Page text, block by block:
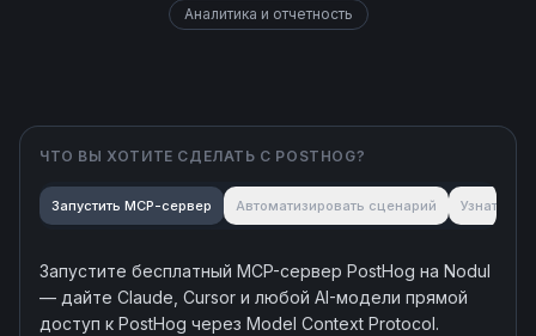
Аналитика и отчетность
ЧТО ВЫ ХОТИТЕ СДЕЛАТЬ С POSTHOG?
Запустить MCP-сервер Автоматизировать сценарий Узнать об
Запустите бесплатный MCP-сервер PostHog на Nodul
— дайте Claude, Cursor и любой AI-модели прямой
доступ к PostHog через Model Context Protocol.